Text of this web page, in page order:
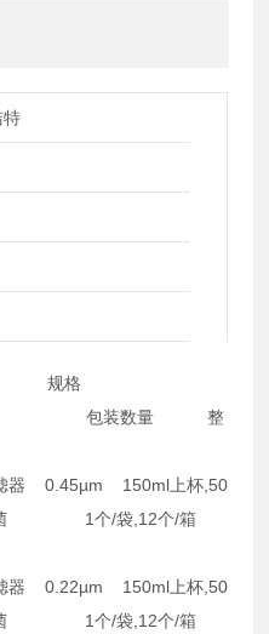
名 规格
装数量 整
器 0.45µm 150ml上杯,50
,灭菌 1个/袋,12个/箱
器 0.22µm 150ml上杯,50
,灭菌 1个/袋,12个/箱